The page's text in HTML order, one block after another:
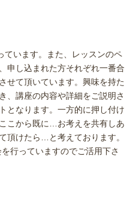
ています。また、レッスンのペ
申し込まれた方それぞれ一番合
せて頂いています。興味を持た
、講座の内容や詳細をご説明さ
となります。一方的に押し付け
こから既に…お考えを共有しあ
頂けたら…と考えております。
行っていますのでご活用下さ